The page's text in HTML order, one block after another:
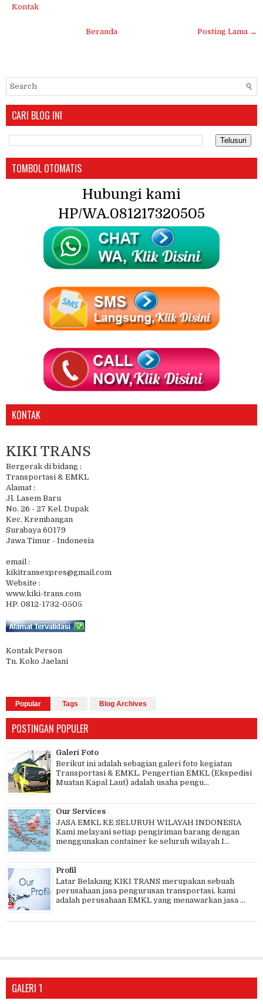
Kontak
Posting Lama →
Beranda
CARI BLOG INI
TOMBOL OTOMATIS
Hubungi kami
HP/WA.081217320505
KONTAK
KIKI TRANS
Bergerak di bidang :
Transportasi & EMKL
Alamat :
Jl. Lasem Baru
No. 26 - 27 Kel. Dupak
Kec. Krembangan
Surabaya 60179
Jawa Timur - Indonesia
email :
kikitransexpres@gmail.com
Website :
www.kiki-trans.com
HP. 0812-1732-0505
Kontak Person
Tn. Koko Jaelani
Popular Tags Blog Archives
POSTINGAN POPULER
Galeri Foto
Berikut ini adalah sebagian galeri foto kegiatan
Transportasi & EMKL. Pengertian EMKL (Ekspedisi
Muatan Kapal Laut) adalah usaha pengu...
Our Services
JASA EMKL KE SELURUH WILAYAH INDONESIA
Kami melayani setiap pengiriman barang dengan
menggunakan container ke seluruh wilayah I...
Profil
Latar Belakang KIKI TRANS merupakan sebuah
perusahaan jasa pengurusan transportasi, kami
adalah perusahaan EMKL yang menawarkan jasa ...
GALERI 1